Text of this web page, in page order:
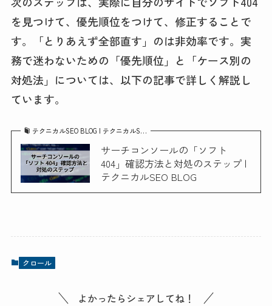
を見つけて、優先順位をつけて、修正することで
す。「とりあえず全部直す」のは非効率です。実
務で迷わないための「優先順位」と「ケース別の
対処法」については、以下の記事で詳しく解説し
ています。
テクニカルSEO BLOG | テクニカルS…
サーチコンソールの「ソフト
404」確認方法と対処のステップ |
テクニカルSEO BLOG
クロール
よかったらシェアしてね！